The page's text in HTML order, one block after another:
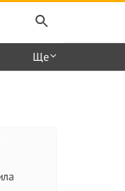
Ще